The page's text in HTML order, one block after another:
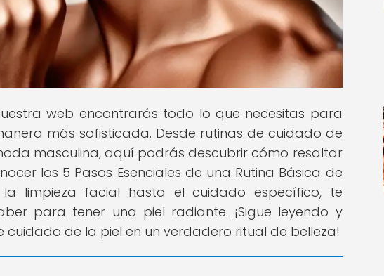
web encontrarás todo lo que necesitas para
más sofisticada. Desde rutinas de cuidado de
masculina, aquí podrás descubrir cómo resaltar
los 5 Pasos Esenciales de una Rutina Básica de
limpieza facial hasta el cuidado específico, te
para tener una piel radiante. ¡Sigue leyendo y
de la piel en un verdadero ritual de belleza!